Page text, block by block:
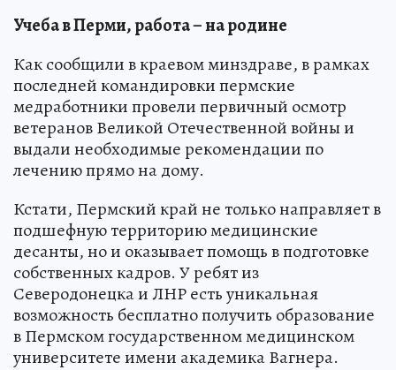
Учеба в Перми, работа – на родине
Как сообщили в краевом минздраве, в рамках
последней командировки пермские
медработники провели первичный осмотр
ветеранов Великой Отечественной войны и
выдали необходимые рекомендации по
лечению прямо на дому.
Кстати, Пермский край не только направляет в
подшефную территорию медицинские
десанты, но и оказывает помощь в подготовке
собственных кадров. У ребят из
Северодонецка и ЛНР есть уникальная
возможность бесплатно получить образование
в Пермском государственном медицинском
университете имени академика Вагнера.